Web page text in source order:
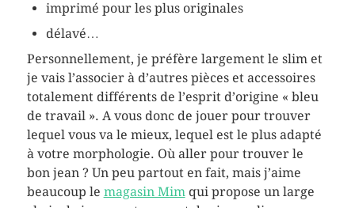
imprimé pour les plus originales
délavé…
Personnellement, je préfère largement le slim et
je vais l’associer à d’autres pièces et accessoires
totalement différents de l’esprit d’origine « bleu
de travail ». A vous donc de jouer pour trouver
lequel vous va le mieux, lequel est le plus adapté
à votre morphologie. Où aller pour trouver le
bon jean ? Un peu partout en fait, mais j’aime
beaucoup le magasin Mimqui propose un large